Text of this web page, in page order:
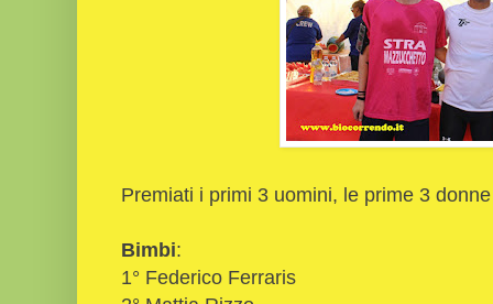
Premiati i primi 3 uomini, le prime 3
Bimbi:
1° Federico Ferraris